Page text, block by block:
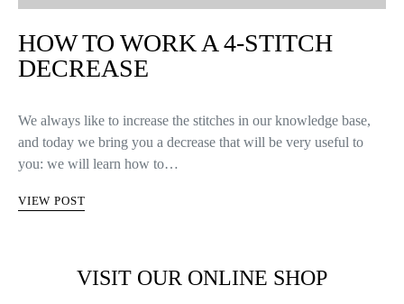
HOW TO WORK A 4-STITCH
DECREASE
We always like to increase the stitches in our knowledge base,
and today we bring you a decrease that will be very useful to
you: we will learn how to…
VIEW POST
VISIT OUR ONLINE SHOP